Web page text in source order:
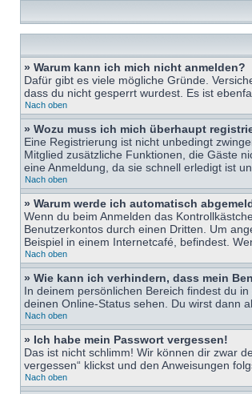
» Warum kann ich mich nicht anmelden?
Dafür gibt es viele mögliche Gründe.
dass du nicht gesperrt wurdest. Es ist
Nach oben
» Wozu muss ich mich überhaupt
Eine Registrierung ist nicht unbedingt
Mitglied zusätzliche Funktionen, die Gäste
eine Anmeldung, da sie schnell erledigt ist
Nach oben
» Warum werde ich automatisch
Wenn du beim Anmelden das
Benutzerkontos durch einen Dritten. Um
Beispiel in einem Internetcafé, befindest.
Nach oben
» Wie kann ich verhindern, dass mein
In deinem persönlichen Bereich findest du
deinen Online-Status sehen. Du wirst dann
Nach oben
» Ich habe mein Passwort vergessen!
Das ist nicht schlimm! Wir können dir zwar
vergessen“ klickst und den Anweisungen
Nach oben